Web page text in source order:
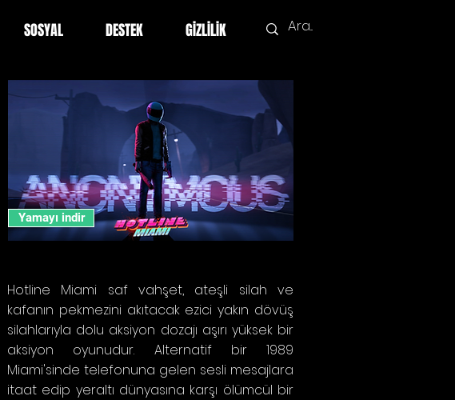
SOSYAL DESTEK GİZLİLİK
Yamayı indir
Hotline Miami saf vahşet, ateşli silah ve
kafanın pekmezini akıtacak ezici yakın dövüş
silahlarıyla dolu aksiyon dozajı aşırı yüksek bir
aksiyon oyunudur. Alternatif bir 1989
Miami'sinde telefonuna gelen sesli mesajlara
itaat edip yeraltı dünyasına karşı ölümcül bir